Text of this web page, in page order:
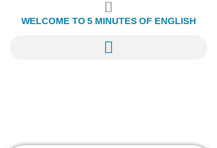
WELCOME TO 5 MINUTES OF ENGLISH